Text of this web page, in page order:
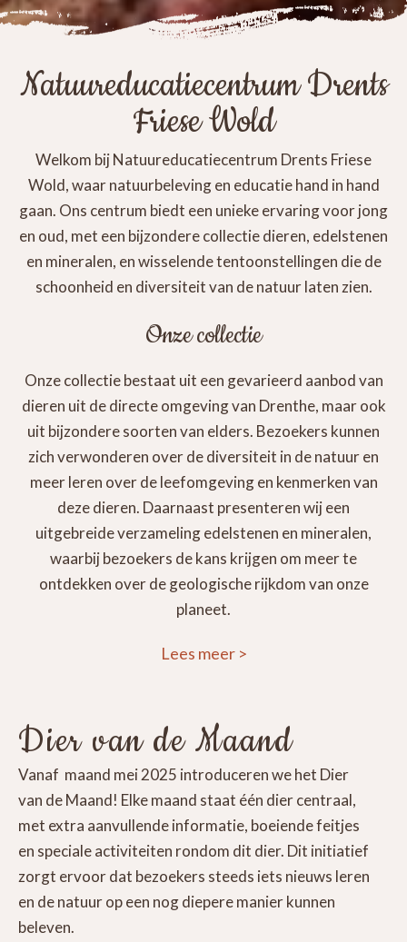
Natuureducatiecentrum Drents
Friese Wold
Welkom bij Natuureducatiecentrum Drents Friese
Wold, waar natuurbeleving en educatie hand in hand
gaan. Ons centrum biedt een unieke ervaring voor jong
en oud, met een bijzondere collectie dieren, edelstenen
en mineralen, en wisselende tentoonstellingen die de
schoonheid en diversiteit van de natuur laten zien.
Onze collectie
Onze collectie bestaat uit een gevarieerd aanbod van
dieren uit de directe omgeving van Drenthe, maar ook
uit bijzondere soorten van elders. Bezoekers kunnen
zich verwonderen over de diversiteit in de natuur en
meer leren over de leefomgeving en kenmerken van
deze dieren. Daarnaast presenteren wij een
uitgebreide verzameling edelstenen en mineralen,
waarbij bezoekers de kans krijgen om meer te
ontdekken over de geologische rijkdom van onze
planeet.
Lees meer >
Dier van de Maand
Vanaf maand mei 2025 introduceren we het Dier
van de Maand! Elke maand staat één dier centraal,
met extra aanvullende informatie, boeiende feitjes
en speciale activiteiten rondom dit dier. Dit initiatief
zorgt ervoor dat bezoekers steeds iets nieuws leren
en de natuur op een nog diepere manier kunnen
beleven.